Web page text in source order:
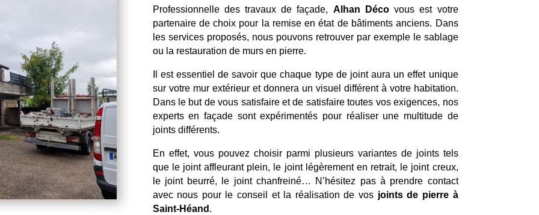
Professionnelle des travaux de façade, Alhan Décovous est votre
partenaire de choix pour la remise en état de bâtiments anciens. Dans
les services proposés, nous pouvons retrouver par exemple le sablage
ou la restauration de murs en pierre.
Il est essentiel de savoir que chaque type de joint aura un effet unique
sur votre mur extérieur et donnera un visuel différent à votre habitation.
Dans le but de vous satisfaire et de satisfaire toutes vos exigences, nos
experts en façade sont expérimentés pour réaliser une multitude de
joints différents.
En effet, vous pouvez choisir parmi plusieurs variantes de joints tels
que le joint affleurant plein, le joint légèrement en retrait, le joint creux,
le joint beurré, le joint chanfreiné… N’hésitez pas à prendre contact
avec nous pour le conseil et la réalisation de vos joints de pierre à
Saint-Héand .